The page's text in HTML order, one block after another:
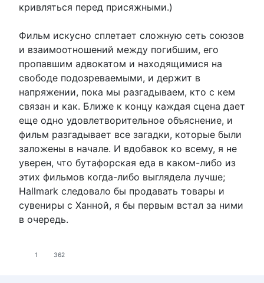
кривляться перед присяжными.)
Фильм искусно сплетает сложную сеть союзов
и взаимоотношений между погибшим, его
пропавшим адвокатом и находящимися на
свободе подозреваемыми, и держит в
напряжении, пока мы разгадываем, кто с кем
связан и как. Ближе к концу каждая сцена дает
еще одно удовлетворительное объяснение, и
фильм разгадывает все загадки, которые были
заложены в начале. И вдобавок ко всему, я не
уверен, что бутафорская еда в каком-либо из
этих фильмов когда-либо выглядела лучше;
Hallmark следовало бы продавать товары и
сувениры с Ханной, я бы первым встал за ними
в очередь.
1 362